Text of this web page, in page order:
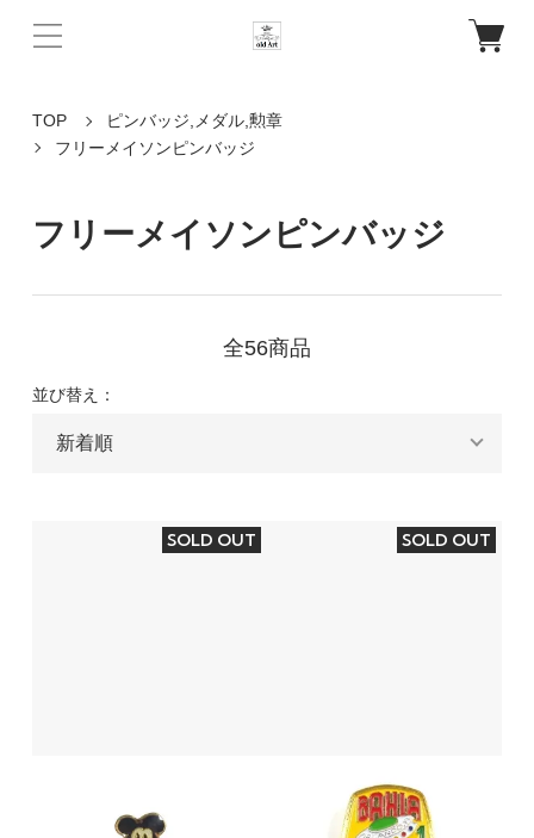
TOP
ピンバッジ,メダル,勲章
フリーメイソンピンバッジ
フリーメイソンピンバッジ
全56商品
並び替え：
SOLD OUT SOLD OUT